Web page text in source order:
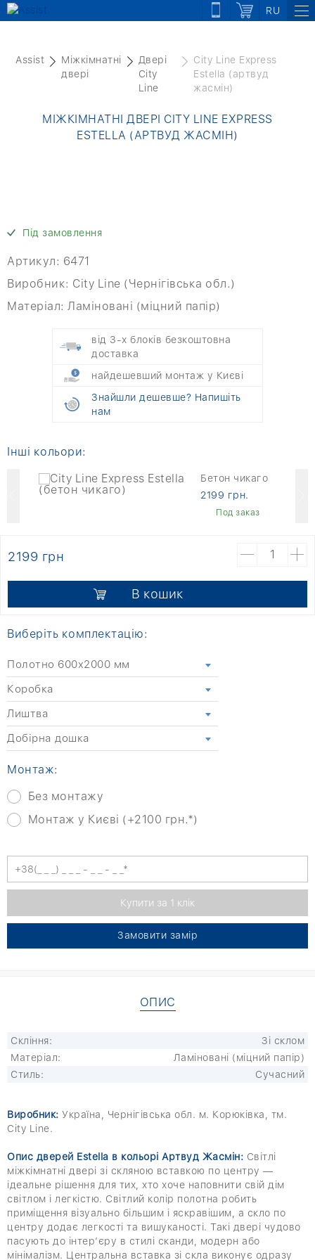
RU
Assist
Міжкімнатні
двері
Двері
City
Line
City Line Express
Estella (артвуд
жасмін)
МІЖКІМНАТНІ ДВЕРІ CITY LINE EXPRESS
ESTELLA (АРТВУД ЖАСМІН)
Під замовлення
Артикул: 6471
Виробник: City Line (Чернігівська обл.)
Матеріал: Ламіновані (міцний папір)
від 3-х блоків безкоштовна
доставка
найдешевший монтаж у Києві
Знайшли дешевше? Напишіть
нам
Інші кольори:
Бетон чикаго
2199 грн.
Под заказ
2199 грн
В кошик
Виберіть комплектацію:
Полотно 600x2000 мм
Коробка
Лиштва
Добірна дошка
Монтаж:
Без монтажу
Монтаж у Києві (+2100 грн.*)
Замовити замір
ОПИС
Скління:
Зі склом
Матеріал:
Ламіновані (міцний папір)
Стиль:
Сучасний
Виробник: Україна, Чернігівська обл. м. Корюківка, тм.
City Line.
Опис дверей Estella в кольорі Артвуд Жасмін: Світлі
міжкімнатні двері зі скляною вставкою по центру —
ідеальне рішення для тих, хто хоче наповнити свій дім
світлом і легкістю. Світлий колір полотна робить
приміщення візуально більшим і яскравішим, а скло по
центру додає легкості та вишуканості. Такі двері чудово
пасують до інтер’єру в стилі сканди, модерн або
мінімалізм. Центральна вставка зі скла виконує одразу